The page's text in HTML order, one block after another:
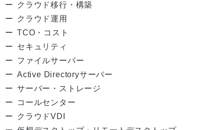
クラウド移行・構築
クラウド運用
TCO・コスト
セキュリティ
ファイルサーバー
Active Directoryサーバー
サーバー・ストレージ
コールセンター
クラウドVDI